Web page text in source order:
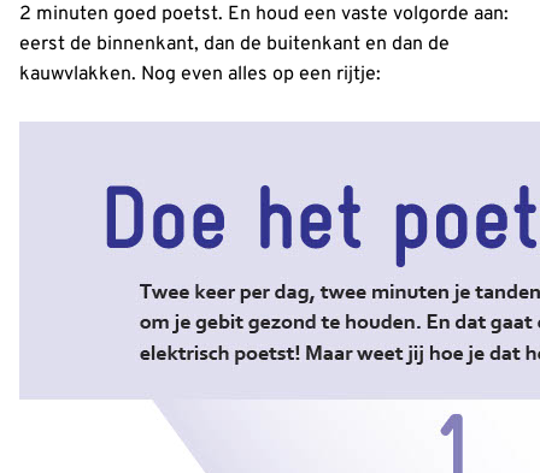
2 minuten goed poetst. En houd een vaste volgorde aan:
eerst de binnenkant, dan de buitenkant en dan de
kauwvlakken. Nog even alles op een rijtje: